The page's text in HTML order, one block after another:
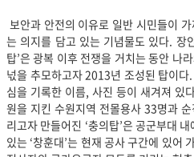
보안과 안전의 이유로 일반 시민들이
는 의지를 담고 있는 기념물도 있다. 장
탑’은 광복 이후 전쟁을 거치는 동안 나
넋을 추모하고자 2013년 조성된 탑이
심을 기록한 이름, 사진 등이 새겨져 있
원을 지킨 수원지역 전몰용사 33명과
리고자 만들어진 ‘충의탑’은 공군부대
있는 ‘창훈대’는 현재 공사 구간에 있어